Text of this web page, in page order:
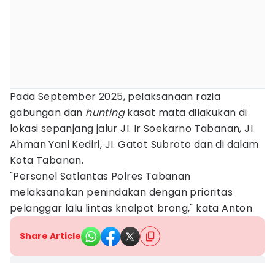
Pada September 2025, pelaksanaan razia
gabungan dan huntingkasat mata dilakukan di
lokasi sepanjang jalur JI. Ir Soekarno Tabanan, JI.
Ahman Yani Kediri, JI. Gatot Subroto dan di dalam
Kota Tabanan.
"Personel Satlantas Polres Tabanan
melaksanakan penindakan dengan prioritas
pelanggar lalu lintas knalpot brong," kata Anton
Share Article